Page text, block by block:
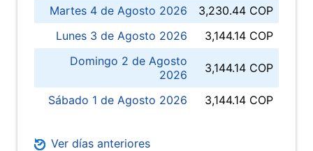
Martes 4 de Agosto 2026
3,230.44 COP
Lunes 3 de Agosto 2026
3,144.14 COP
Domingo 2 de Agosto
2026
3,144.14 COP
Sábado 1 de Agosto 2026 3,144.14 COP
Ver días anteriores